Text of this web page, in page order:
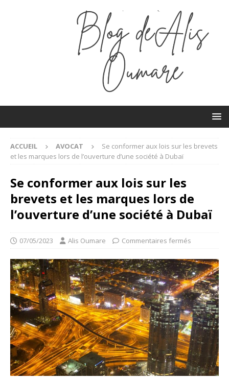
ACCUEIL AVOCAT
Se conformer aux lois sur les brevets
et les marques lors de l’ouverture d’une société à Dubaï
Se conformer aux lois sur les
brevets et les marques lors de
l’ouverture d’une société à Dubaï
07/05/2023 Alis Oumare Commentaires fermés